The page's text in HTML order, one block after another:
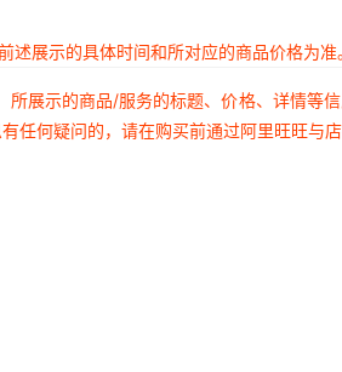
展示的具体时间和所对应的商品价格为准
展示的商品/服务的标题、价格、详情等
何疑问的，请在购买前通过阿里旺旺与